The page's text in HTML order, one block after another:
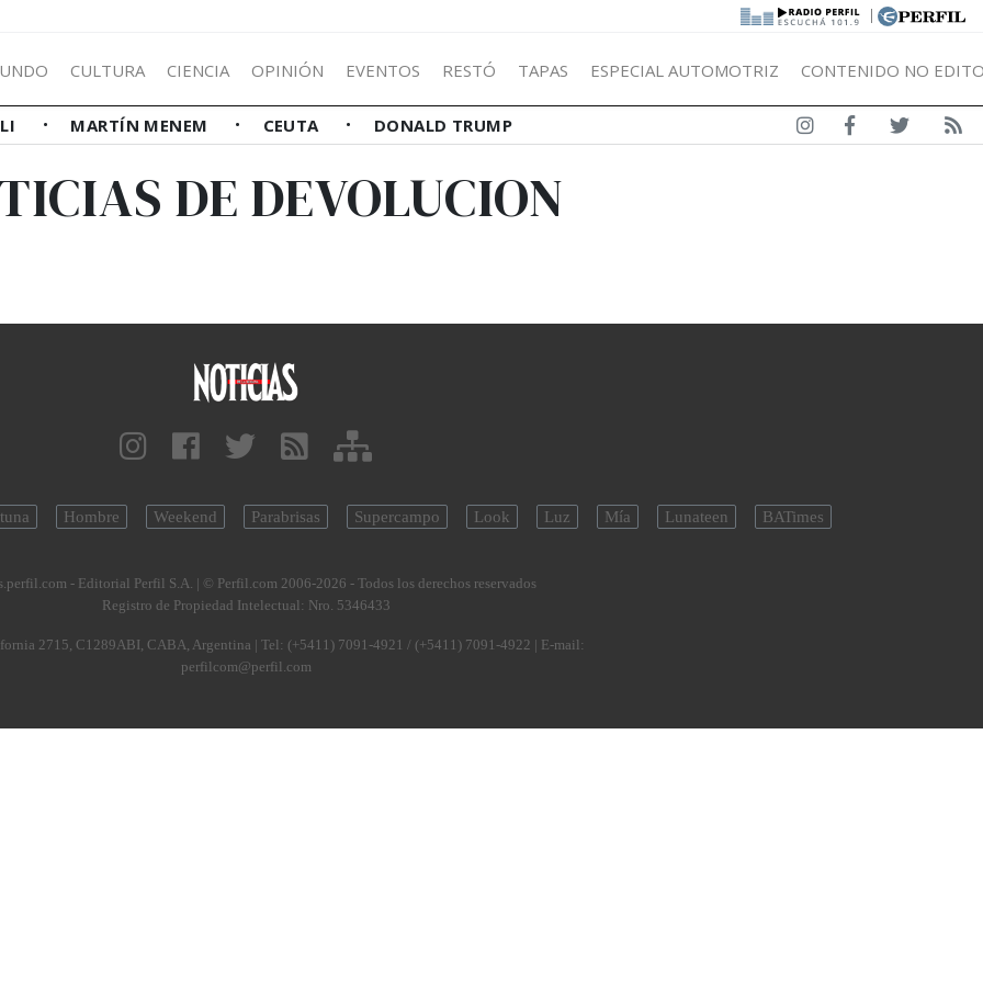
|
CULTURA CIENCIA OPINIÓN EVENTOS RESTÓ TAPAS ESPECIAL AUTOMOTRIZ CONTENIDO NO
MARTÍN MENEM CEUTA DONALD TRUMP
DE DEVOLUCION
Hombre Weekend Parabrisas Supercampo Look Luz Mía Lunateen BATimes
- Editorial Perfil S.A. | © Perfil.com 2006-2026 - Todos los derechos reservados
Registro de Propiedad Intelectual: Nro. 5346433
2715, C1289ABI, CABA, Argentina | Tel: (+5411) 7091-4921 / (+5411) 7091-4922 | E-mail:
perfilcom@perfil.com